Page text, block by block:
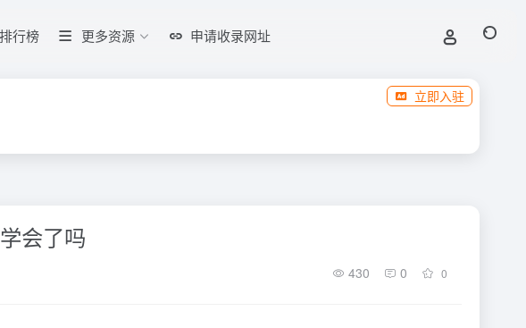
排行榜 更多资源 申请收录网址
立即入驻
会了吗
430 0 0